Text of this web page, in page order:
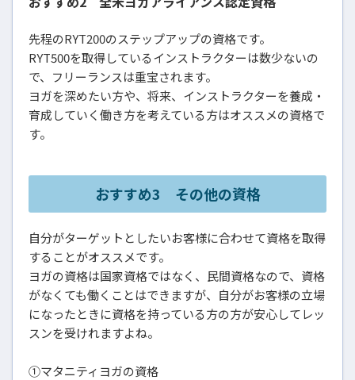
先程のRYT200のステップアップの資格です。
RYT500を取得しているインストラクターは数少ないの
で、フリーランスは重宝されます。
ヨガを深めたい方や、将来、インストラクターを養成・
育成していく働き方を考えている方はオススメの資格で
す。
おすすめ3 その他の資格
自分がターゲットとしたいお客様に合わせて資格を取得
することがオススメです。
ヨガの資格は国家資格ではなく、民間資格なので、資格
がなくても働くことはできますが、自分がお客様の立場
になったときに資格を持っている方の方が安心してレッ
スンを受けれますよね。
①マタニティヨガの資格